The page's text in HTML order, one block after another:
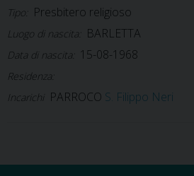
Tipo: Presbitero religioso
Luogo di nascita: BARLETTA
Data di nascita: 15-08-1968
Residenza:
Incarichi PARROCO S. Filippo Neri